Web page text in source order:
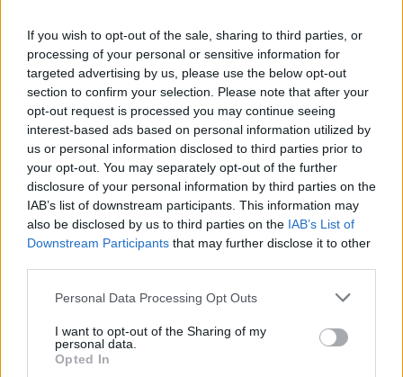
If you wish to opt-out of the sale, sharing to third parties, or
processing of your personal or sensitive information for
targeted advertising by us, please use the below opt-out
section to confirm your selection. Please note that after your
opt-out request is processed you may continue seeing
interest-based ads based on personal information utilized by
us or personal information disclosed to third parties prior to
your opt-out. You may separately opt-out of the further
disclosure of your personal information by third parties on the
IAB’s list of downstream participants. This information may
also be disclosed by us to third parties on the IAB’s List of
Downstream Participants that may further disclose it to other
Personal Data Processing Opt Outs
I want to opt-out of the Sharing of my
personal data.
Opted In
DavidBcn